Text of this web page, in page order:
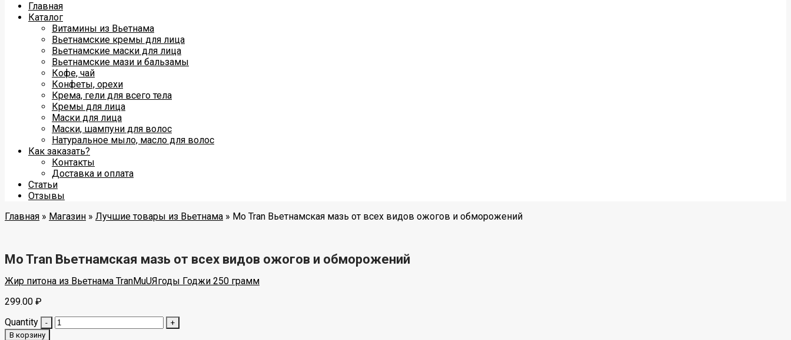
Главная
Каталог
Витамины из Вьетнама
Вьетнамские кремы для лица
Вьетнамские маски для лица
Вьетнамские мази и бальзамы
Кофе, чай
Конфеты, орехи
Крема, гели для всего тела
Кремы для лица
Маски для лица
Маски, шампуни для волос
Натуральное мыло, масло для волос
Как заказать?
Контакты
Доставка и оплата
Статьи
Отзывы
Главная » Магазин » Лучшие товары из Вьетнама » Mo Tran Вьетнамская мазь от всех видов ожогов и обморожений
Mo Tran Вьетнамская мазь от всех видов ожогов и обморожений
Жир питона из Вьетнама TranMuUЯгоды Годжи 250 грамм
299.00 ₽
Quantity
В корзину